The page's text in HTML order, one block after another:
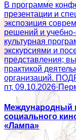
В программе
презентации и
экспозиция
решений и
культурная
экскурсиями и
представления;
практикой
организаций.
пт, 09.10.2026·
Международный
социального
«Лампа»